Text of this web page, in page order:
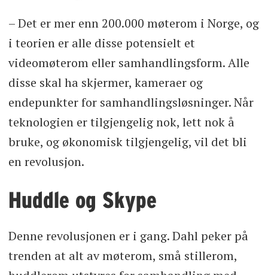
– Det er mer enn 200.000 møterom i Norge, og
i teorien er alle disse potensielt et
videomøterom eller samhandlingsform. Alle
disse skal ha skjermer, kameraer og
endepunkter for samhandlingsløsninger. Når
teknologien er tilgjengelig nok, lett nok å
bruke, og økonomisk tilgjengelig, vil det bli
en revolusjon.
Huddle og Skype
Denne revolusjonen er i gang. Dahl peker på
trenden at alt av møterom, små stillerom,